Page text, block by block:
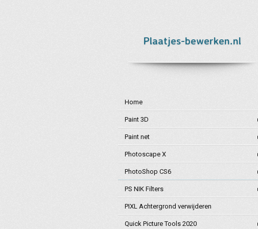
Plaatjes-bewerken.nl
Home
Paint 3D
Paint net
Photoscape X
PhotoShop CS6
PS NIK Filters
PIXL Achtergrond verwijderen
Quick Picture Tools 2020